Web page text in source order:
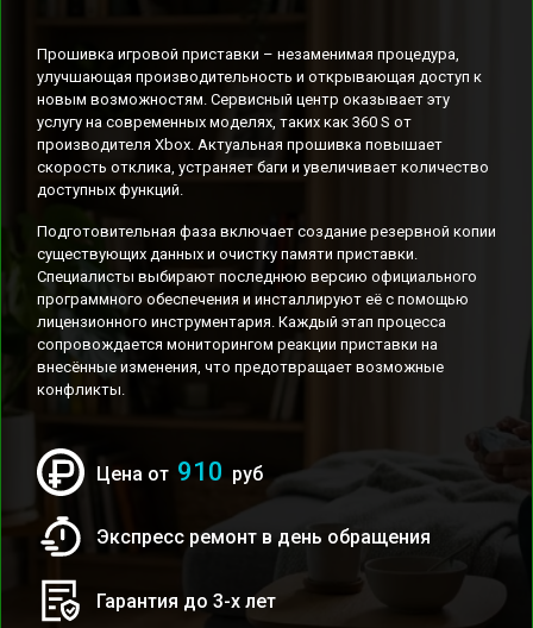
Прошивка игровой приставки – незаменимая процедура,
улучшающая производительность и открывающая доступ к
новым возможностям. Сервисный центр оказывает эту
услугу на современных моделях, таких как 360 S от
производителя Xbox. Актуальная прошивка повышает
скорость отклика, устраняет баги и увеличивает количество
доступных функций.
Подготовительная фаза включает создание резервной копии
существующих данных и очистку памяти приставки.
Специалисты выбирают последнюю версию официального
программного обеспечения и инсталлируют её с помощью
лицензионного инструментария. Каждый этап процесса
сопровождается мониторингом реакции приставки на
внесённые изменения, что предотвращает возможные
конфликты.
Цена от 910 руб
Экспресс ремонт в день обращения
Гарантия до 3-х лет